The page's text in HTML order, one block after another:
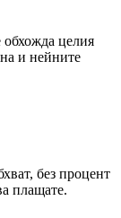
обхожда целия
и нейните
без процент
плащате.